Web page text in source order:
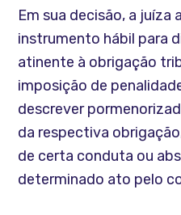
Em sua decisão, a juíza
instrumento hábil para
atinente à obrigação
imposição de
descrever
da respectiva
de certa conduta ou
determinado ato pelo